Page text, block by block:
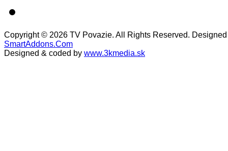
Copyright © 2026 TV Povazie. All Rights Reserved.
SmartAddons.Com
Designed & coded by www.3kmedia.sk